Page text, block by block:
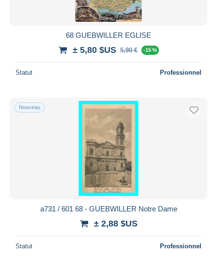
68 GUEBWILLER EGLISE
± 5,80 $US 5,90 € -15 %
Statut Professionnel
Nouveau
a731 / 601 68 - GUEBWILLER Notre Dame
± 2,88 $US
Statut Professionnel